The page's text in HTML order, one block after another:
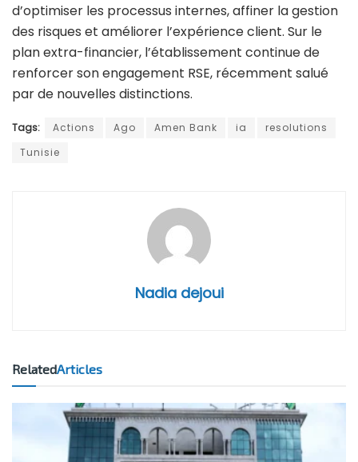
d’optimiser les processus internes, affiner la gestion
des risques et améliorer l’expérience client. Sur le
plan extra-financier, l’établissement continue de
renforcer son engagement RSE, récemment salué
par de nouvelles distinctions.
Tags: Actions Ago Amen Bank ia
resolutions
Tunisie
Nadia dejoui
RelatedArticles